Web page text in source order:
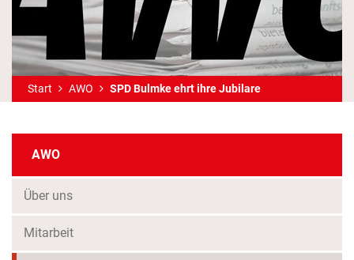
Start AWO SPD Bulmke ehrt ihre Jubilare
AWO
Über uns
Mitarbeit